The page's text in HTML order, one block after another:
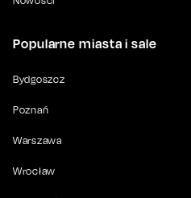
Popularne miasta i sale
Bydgoszcz
Poznań
Warszawa
Wrocław